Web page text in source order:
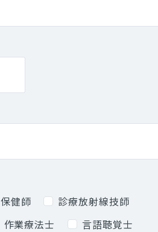
保健師
診療放射線技師
作業療法士
言語聴覚士